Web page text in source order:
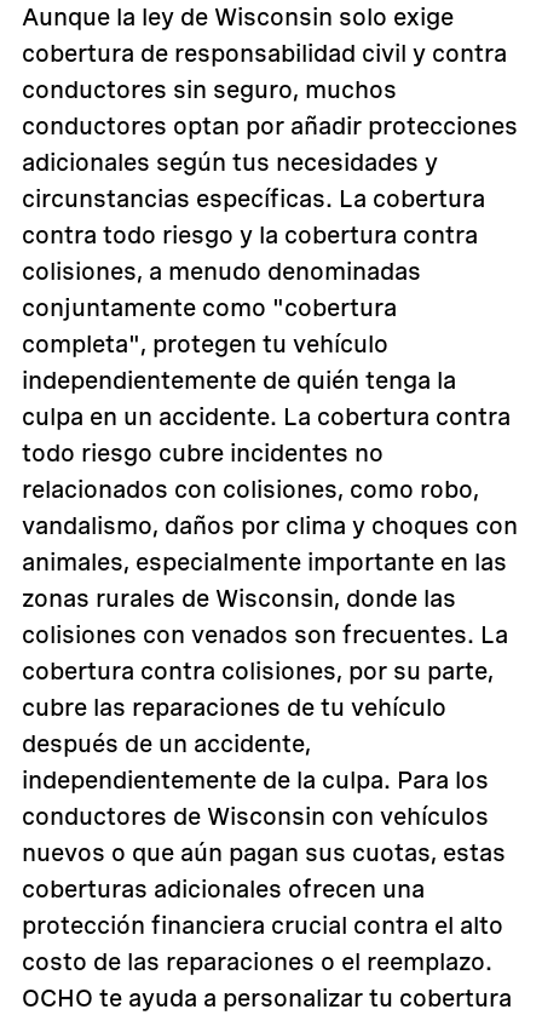
Aunque la ley de Wisconsin solo exige
cobertura de responsabilidad civil y contra
conductores sin seguro, muchos
conductores optan por añadir protecciones
adicionales según tus necesidades y
circunstancias específicas. La cobertura
contra todo riesgo y la cobertura contra
colisiones, a menudo denominadas
conjuntamente como "cobertura
completa", protegen tu vehículo
independientemente de quién tenga la
culpa en un accidente. La cobertura contra
todo riesgo cubre incidentes no
relacionados con colisiones, como robo,
vandalismo, daños por clima y choques con
animales, especialmente importante en las
zonas rurales de Wisconsin, donde las
colisiones con venados son frecuentes. La
cobertura contra colisiones, por su parte,
cubre las reparaciones de tu vehículo
después de un accidente,
independientemente de la culpa. Para los
conductores de Wisconsin con vehículos
nuevos o que aún pagan sus cuotas, estas
coberturas adicionales ofrecen una
protección financiera crucial contra el alto
costo de las reparaciones o el reemplazo.
OCHO te ayuda a personalizar tu cobertura